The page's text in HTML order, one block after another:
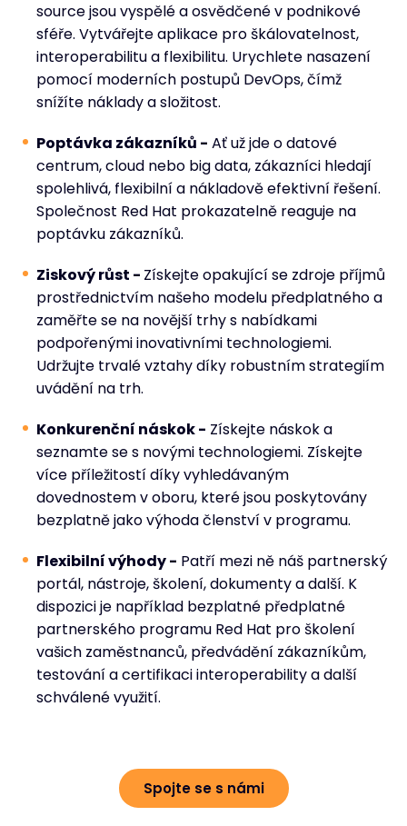
source jsou vyspělé a osvědčené v podnikové
sféře. Vytvářejte aplikace pro škálovatelnost,
interoperabilitu a flexibilitu. Urychlete nasazení
pomocí moderních postupů DevOps, čímž
snížíte náklady a složitost.
Poptávka zákazníků - Ať už jde o datové
centrum, cloud nebo big data, zákazníci hledají
spolehlivá, flexibilní a nákladově efektivní řešení.
Společnost Red Hat prokazatelně reaguje na
poptávku zákazníků.
Ziskový růst - Získejte opakující se zdroje příjmů
prostřednictvím našeho modelu předplatného a
zaměřte se na novější trhy s nabídkami
podpořenými inovativními technologiemi.
Udržujte trvalé vztahy díky robustním strategiím
uvádění na trh.
Konkurenční náskok - Získejte náskok a
seznamte se s novými technologiemi. Získejte
více příležitostí díky vyhledávaným
dovednostem v oboru, které jsou poskytovány
bezplatně jako výhoda členství v programu.
Flexibilní výhody - Patří mezi ně náš partnerský
portál, nástroje, školení, dokumenty a další. K
dispozici je například bezplatné předplatné
partnerského programu Red Hat pro školení
vašich zaměstnanců, předvádění zákazníkům,
testování a certifikaci interoperability a další
schválené využití.
Spojte se s námi